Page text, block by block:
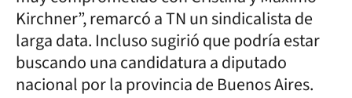
Kirchner”, remarcó a TN un sindicalista de
larga data. Incluso sugirió que podría estar
buscando una candidatura a diputado
nacional por la provincia de Buenos Aires.